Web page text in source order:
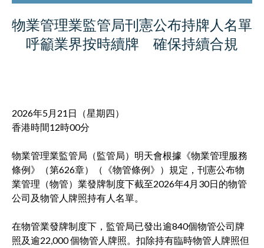
物業管理業監管局刊憲公布持牌人名單
呼籲業界按時續牌 確保持續合規
2026年5月21日（星期四）
香港時間12時00分
物業管理業監管局（監管局）明天會根據《物業管理服務
條例》（第626章）（《物管條例》）規定，刊憲公布物
業管理（物管）業發牌制度下截至2026年4月30日的物管
公司及物管人牌照持有人名單。
在物管業發牌制度下，監管局已發出逾840個物管公司牌
照及逾22,000 個物管人牌照。扣除持有臨時物管人牌照但